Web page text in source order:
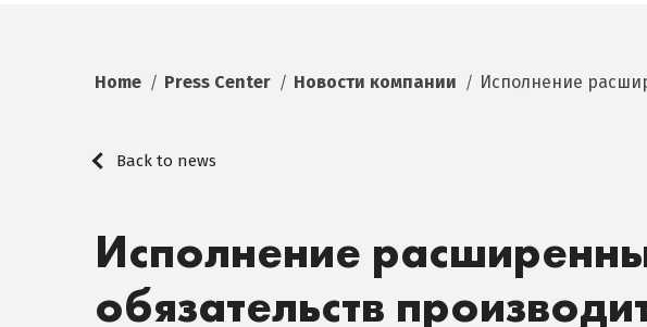
Home Press Center Новости компании Исполнение
Back to news
Исполнение
обязательств